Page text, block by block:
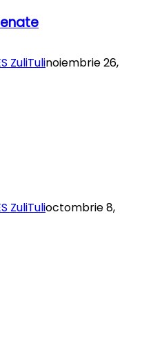
ZuliTulinoiembrie 26,
ZuliTulioctombrie 8,